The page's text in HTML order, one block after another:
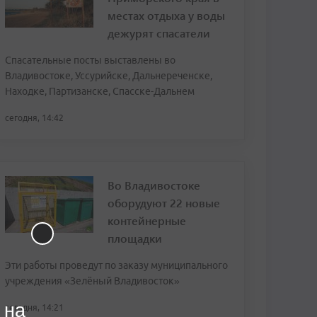
местах отдыха у воды
дежурят спасатели
Спасательные посты выставлены во
Владивостоке, Уссурийске, Дальнереченске,
Находке, Партизанске, Спасске-Дальнем
сегодня, 14:42
Во Владивостоке
оборудуют 22 новые
контейнерные
площадки
Эти работы проведут по заказу муниципального
учреждения «Зелёный Владивосток»
сегодня, 14:21